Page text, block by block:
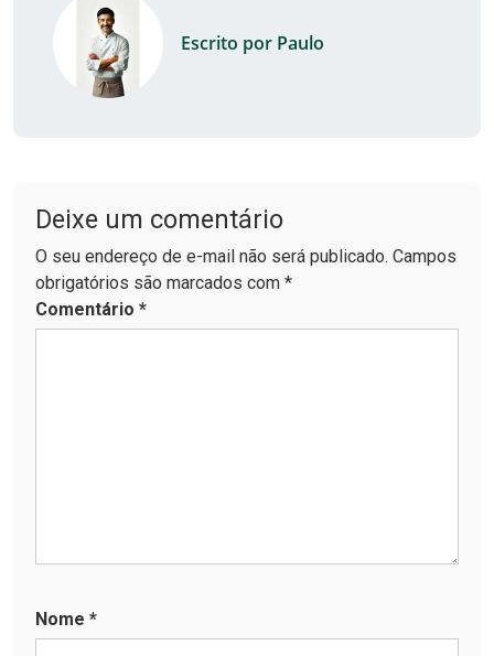
Escrito por Paulo
Deixe um comentário
O seu endereço de e-mail não será publicado. Campos
obrigatórios são marcados com *
Comentário *
Nome *